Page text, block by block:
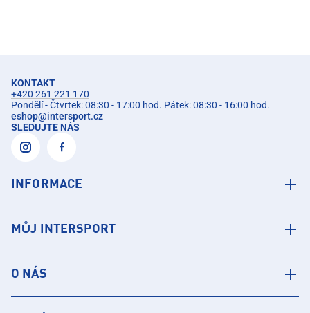
KONTAKT
+420 261 221 170
Pondělí - Čtvrtek: 08:30 - 17:00 hod. Pátek: 08:30 - 16:00 hod.
eshop@intersport.cz
SLEDUJTE NÁS
INFORMACE
MŮJ INTERSPORT
O NÁS